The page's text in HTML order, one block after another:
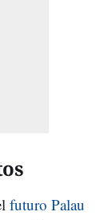
futuro Palau